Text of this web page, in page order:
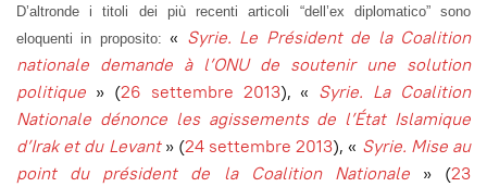
D’altronde i titoli dei più recenti articoli “dell’ex diplomatico” sono
eloquenti in proposito: « Syrie. Le Président de la Coalition
nationale demande à l’ONU de soutenir une solution
politique » (26 settembre 2013), « Syrie. La Coalition
Nationale dénonce les agissements de l’État Islamique
d’Irak et du Levant» (24 settembre 2013), « Syrie. Mise au
point du président de la Coalition Nationale
» (23